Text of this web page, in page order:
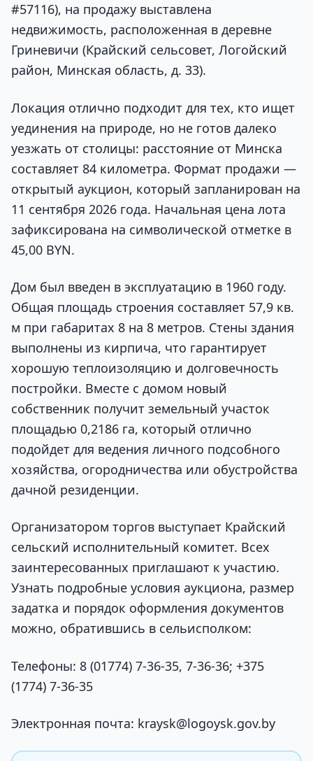
#57116), на продажу выставлена
недвижимость, расположенная в деревне
Гриневичи (Крайский сельсовет, Логойский
район, Минская область, д. 33).
Локация отлично подходит для тех, кто ищет
уединения на природе, но не готов далеко
уезжать от столицы: расстояние от Минска
составляет 84 километра. Формат продажи —
открытый аукцион, который запланирован на
11 сентября 2026 года. Начальная цена лота
зафиксирована на символической отметке в
45,00 BYN.
Дом был введен в эксплуатацию в 1960 году.
Общая площадь строения составляет 57,9 кв.
м при габаритах 8 на 8 метров. Стены здания
выполнены из кирпича, что гарантирует
хорошую теплоизоляцию и долговечность
постройки. Вместе с домом новый
собственник получит земельный участок
площадью 0,2186 га, который отлично
подойдет для ведения личного подсобного
хозяйства, огородничества или обустройства
дачной резиденции.
Организатором торгов выступает Крайский
сельский исполнительный комитет. Всех
заинтересованных приглашают к участию.
Узнать подробные условия аукциона, размер
задатка и порядок оформления документов
можно, обратившись в сельисполком:
Телефоны: 8 (01774) 7-36-35, 7-36-36; +375
(1774) 7-36-35
Электронная почта: kraysk@logoysk.gov.by